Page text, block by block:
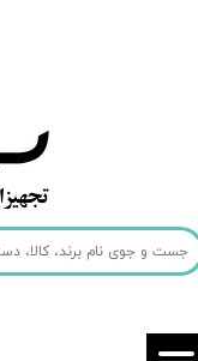
خروج از حساب کاربری